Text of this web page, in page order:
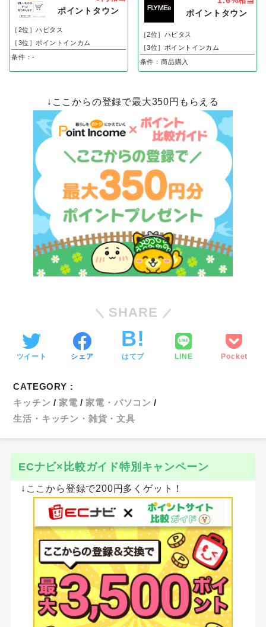
ポイントタウン
［2位］ハピタス
［3位］ポイントインカム
条件：-
ポイントタウン
［2位］ハピタス
［3位］ポイントインカム
条件：商品購入
↓ここからの登録で最大350円もらえる
SHARE
ツイート シェア はてブ LINE Pocket
CATEGORY :
キッチン
家電
家電・パソコン
生活・キッチン・雑貨・文具
ECナビ×比較ガイド特別キャンペーン
↓ここから登録で200円多くゲット！